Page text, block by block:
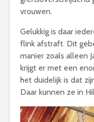
vrouwen.
Gelukkig is daar
flink afstraft. Dit
manier zoals alleen
krijgt er met een
het duidelijk is dat
Daar kunnen ze in